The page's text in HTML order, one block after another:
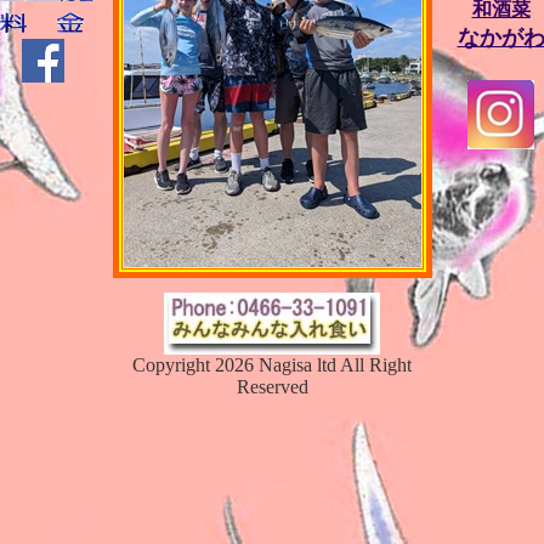
和酒菜
なかがわ
Copyright 2026 Nagisa ltd All Right
Reserved